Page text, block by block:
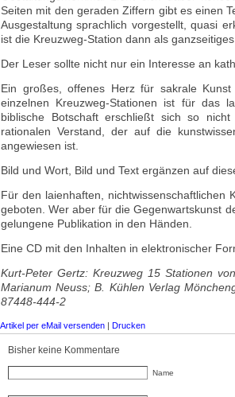
Seiten mit den geraden Ziffern gibt es einen
Ausgestaltung sprachlich vorgestellt, quasi
ist die Kreuzweg-Station dann als
Der Leser sollte nicht nur ein Interesse an
Ein großes, offenes Herz für sakrale
einzelnen Kreuzweg-Stationen ist für das
biblische Botschaft erschließt sich so
rationalen Verstand, der auf die
angewiesen ist.
Bild und Wort, Bild und Text ergänzen auf
Für den laienhaften, nichtwissenschaftlichen
geboten. Wer aber für die Gegenwartskunst
gelungene Publikation in den Händen.
Eine CD mit den Inhalten in elektronischer
Kurt-Peter Gertz: Kreuzweg 15 Stationen
Marianum Neuss; B. Kühlen Verlag
87448-444-2
Artikel per eMail versenden | Drucken
Bisher keine Kommentare
Name